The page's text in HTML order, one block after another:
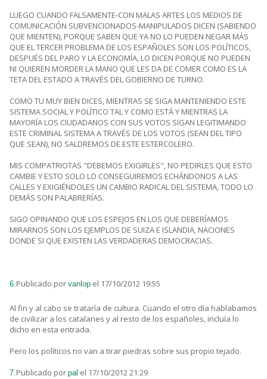
LUEGO CUANDO FALSAMENTE-CON MALAS ARTES LOS MEDIOS DE
COMUNICACIÓN SUBVENCIONADOS-MANIPULADOS DICEN (SABIENDO
QUE MIENTEN), PORQUE SABEN QUE YA NO LO PUEDEN NEGAR MÁS
QUE EL TERCER PROBLEMA DE LOS ESPAÑOLES SON LOS POLÍTICOS,
DESPUÉS DEL PARO Y LA ECONOMÍA, LO DICEN PORQUE NO PUEDEN
NI QUIEREN MORDER LA MANO QUE LES DA DE COMER COMO ES LA
TETA DEL ESTADO A TRAVÉS DEL GOBIERNO DE TURNO.
COMO TU MUY BIEN DICES, MIENTRAS SE SIGA MANTENIENDO ESTE
SISTEMA SOCIAL Y POLÍTICO TAL Y COMO ESTÁ Y MIENTRAS LA
MAYORÍA LOS CIUDADANOS CON SUS VOTOS SIGAN LEGITIMANDO
ESTE CRIMINAL SISTEMA A TRAVÉS DE LOS VOTOS (SEAN DEL TIPO
QUE SEAN), NO SALDREMOS DE ESTE ESTERCOLERO.
MIS COMPATRIOTAS "DEBEMOS EXIGIRLES", NO PEDIRLES QUE ESTO
CAMBIE Y ESTO SOLO LO CONSEGUIREMOS ECHÁNDONOS A LAS
CALLES Y EXIGIÉNDOLES UN CAMBIO RADICAL DEL SISTEMA, TODO LO
DEMÁS SON PALABRERÍAS.
SIGO OPINANDO QUE LOS ESPEJOS EN LOS QUE DEBERÍAMOS
MIRARNOS SON LOS EJEMPLOS DE SUIZA E ISLANDIA, NACIONES
DONDE SI QUE EXISTEN LAS VERDADERAS DEMOCRACIAS.
6.Publicado por vanlop el 17/10/2012 19:55
Al fin y al cabo se trataría de cultura. Cuando el otro día hablabamos
de civilizar a los catalanes y al resto de los españoles, incluía lo
dicho en esta entrada.
Pero los políticos no van a tirar piedras sobre sus propio tejado.
7.Publicado por pal el 17/10/2012 21:29